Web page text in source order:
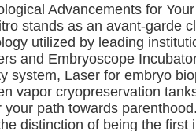
Advancements for
stands as an avant-garde
utilized by leading
and Embryoscope
system, Laser for embryo
vapor cryopreservation
your path towards
distinction of being the